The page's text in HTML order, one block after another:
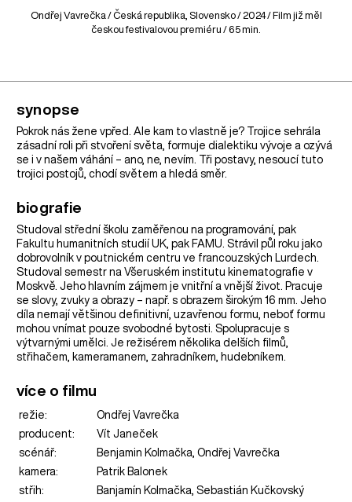
Ondřej Vavrečka /Česká republika Slovensko/ 2024 / Film již měl
českou festivalovou premiéru / 65 min.
synopse
Pokrok nás žene vpřed. Ale kam to vlastně je? Trojice sehrála
zásadní roli při stvoření světa, formuje dialektiku vývoje a ozývá
se i v našem váhání – ano, ne, nevím. Tři postavy, nesoucí tuto
trojici postojů, chodí světem a hledá směr.
biografie
Studoval střední školu zaměřenou na programování, pak
Fakultu humanitních studií UK, pak FAMU. Strávil půl roku jako
dobrovolník v poutnickém centru ve francouzských Lurdech.
Studoval semestr na Všeruském institutu kinematografie v
Moskvě. Jeho hlavním zájmem je vnitřní a vnější život. Pracuje
se slovy, zvuky a obrazy – např. s obrazem širokým 16 mm. Jeho
díla nemají většinou definitivní, uzavřenou formu, neboť formu
mohou vnímat pouze svobodné bytosti. Spolupracuje s
výtvarnými umělci. Je režisérem několika delších filmů,
střihačem, kameramanem, zahradníkem, hudebníkem.
více o filmu
režie:
Ondřej Vavrečka
producent:
Vít Janeček
scénář:
Benjamin Kolmačka, Ondřej Vavrečka
kamera:
Patrik Balonek
střih:
Banjamín Kolmačka, Sebastián Kučkovský